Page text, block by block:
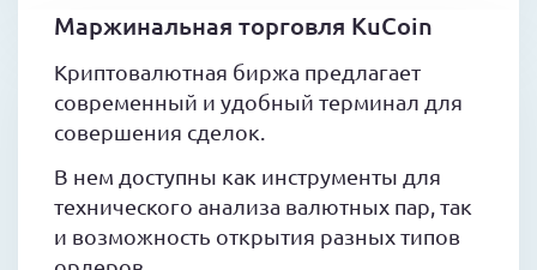
Маржинальная торговля KuCoin
Криптовалютная биржа предлагает
современный и удобный терминал для
совершения сделок.
В нем доступны как инструменты для
технического анализа валютных пар, так
и возможность открытия разных типов